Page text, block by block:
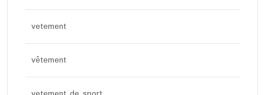
vetement
vêtement